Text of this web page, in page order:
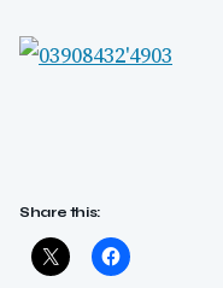
Share this: